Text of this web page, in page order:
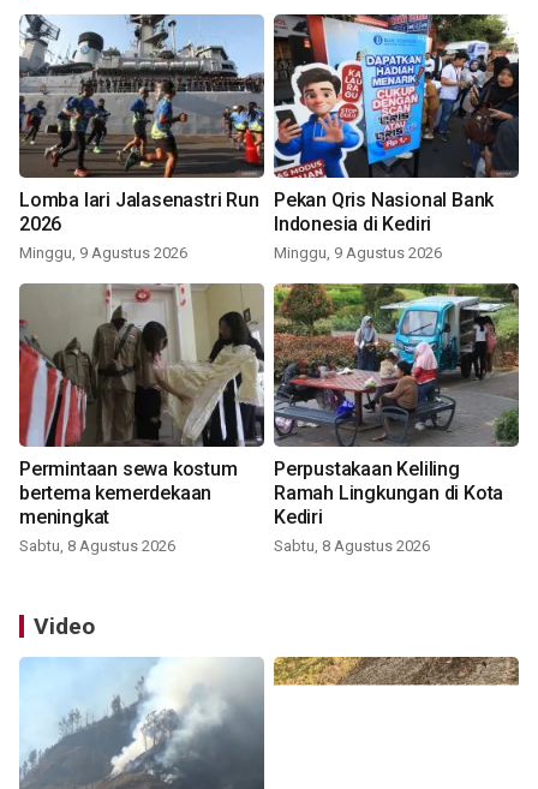
Lomba lari Jalasenastri Run
2026
Minggu, 9 Agustus 2026
Pekan Qris Nasional Bank
Indonesia di Kediri
Minggu, 9 Agustus 2026
Permintaan sewa kostum
bertema kemerdekaan
meningkat
Sabtu, 8 Agustus 2026
Perpustakaan Keliling
Ramah Lingkungan di Kota
Kediri
Sabtu, 8 Agustus 2026
Video